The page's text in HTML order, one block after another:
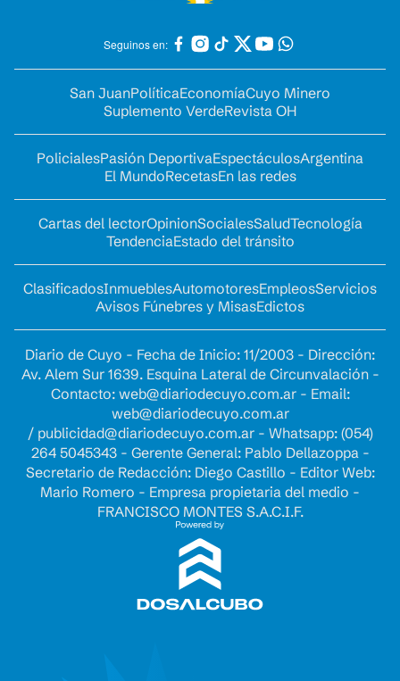
Seguinos en:
San JuanPolíticaEconomíaCuyo Minero
Suplemento VerdeRevista OH
PolicialesPasión DeportivaEspectáculosArgentina
El MundoRecetasEn las redes
Cartas del lectorOpinionSocialesSaludTecnología
TendenciaEstado del tránsito
ClasificadosInmueblesAutomotoresEmpleosServicios
Avisos Fúnebres y MisasEdictos
Diario de Cuyo - Fecha de Inicio: 11/2003 - Dirección:
Av. Alem Sur 1639. Esquina Lateral de Circunvalación -
Contacto: web@diariodecuyo.com.ar- Email:
web@diariodecuyo.com.ar
/ publicidad@diariodecuyo.com.ar- Whatsapp: (054)
264 5045343 - Gerente General: Pablo Dellazoppa -
Secretario de Redacción: Diego Castillo - Editor Web:
Mario Romero - Empresa propietaria del medio -
FRANCISCO MONTES S.A.C.I.F.